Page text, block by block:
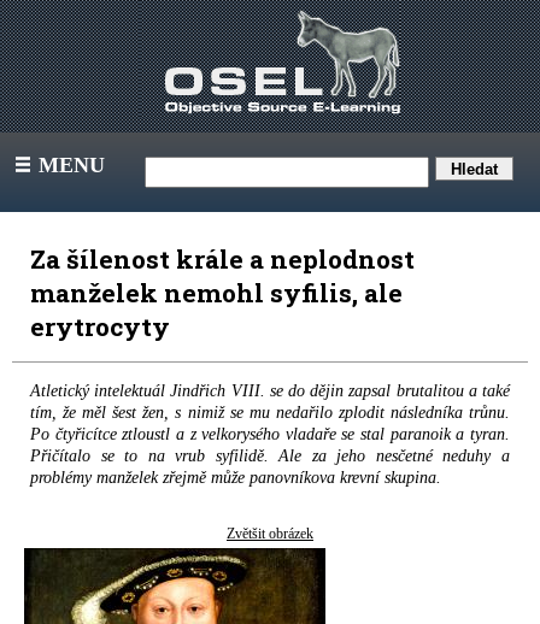
III MENU
Za šílenost krále a neplodnost
manželek nemohl syfilis, ale
erytrocyty
Atletický intelektuál Jindřich VIII. se do dějin zapsal brutalitou a také
tím, že měl šest žen, s nimiž se mu nedařilo zplodit následníka trůnu.
Po čtyřicítce ztloustl a z velkorysého vladaře se stal paranoik a tyran.
Přičítalo se to na vrub syfilidě. Ale za jeho nesčetné neduhy a
problémy manželek zřejmě může panovníkova krevní skupina.
Zvětšit obrázek